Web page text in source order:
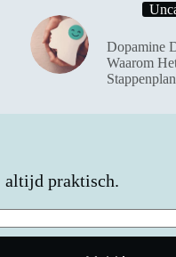
Dopamine
Waarom
altijd praktisch.